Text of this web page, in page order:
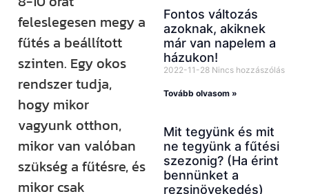
feleslegesen megy a
fűtés a beállított
szinten. Egy okos
rendszer tudja,
hogy mikor
vagyunk otthon,
mikor van valóban
szükség a fűtésre, és
mikor csak
Fontos változás
azoknak, akiknek
már van napelem a
házukon!
2022-11-28 Nincs hozzászólás
Tovább olvasom »
Mit tegyünk és mit
ne tegyünk a fűtési
szezonig? (Ha érint
bennünket a
rezsinövekedés)